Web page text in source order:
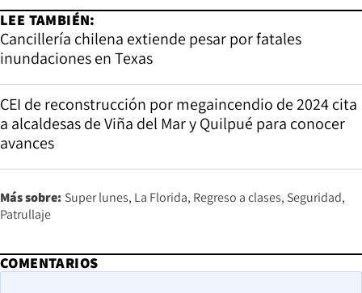
LEE TAMBIÉN:
Cancillería chilena extiende pesar por fatales
inundaciones en Texas
CEI de reconstrucción por megaincendio de 2024 cita
a alcaldesas de Viña del Mar y Quilpué para conocer
avances
Más sobre: Super lunes La Florida Regreso a clases Seguridad
Patrullaje
COMENTARIOS